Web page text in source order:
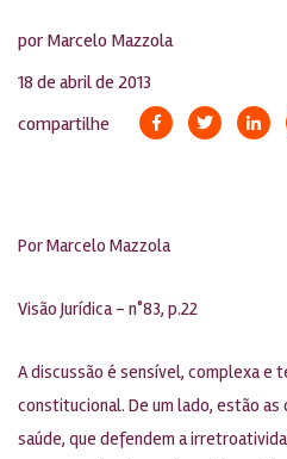
por Marcelo Mazzola
18 de abril de 2013
compartilhe
PorMarcelo Mazzola
Visão Jurídica – n°83, p.22
A discussão é sensível, complexa e
constitucional. De um lado, estão
saúde, que defendem a